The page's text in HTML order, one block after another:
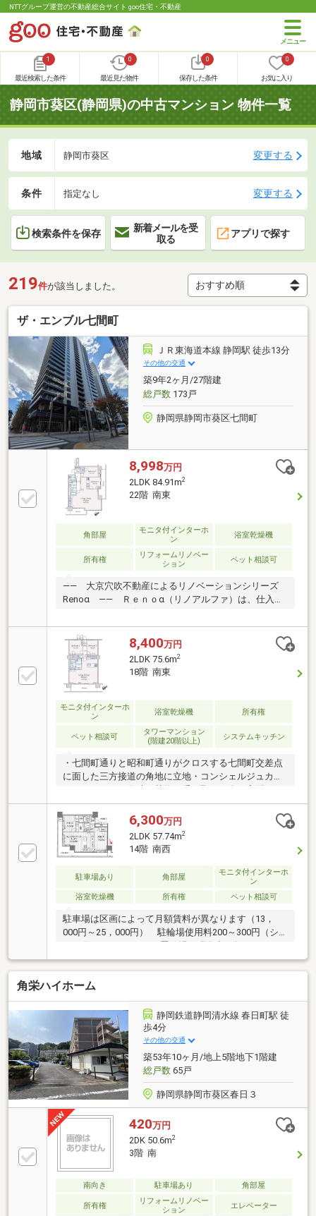
NTTグループ運営の不動産総合サイト goo住宅・不動産
1
最近検索した条件
0
最近見た物件
0
保存した条件
0
お気に入り
静岡市葵区(静岡県)の中古マンション 物件一覧
地域 静岡市葵区 変更する
条件 指定なし 変更する
検索条件を保存
新着メールを受
取る
アプリで探す
219件が該当しました。
ザ・エンブル七間町
ＪＲ東海道本線 静岡駅 徒歩13分
その他の交通
築9年2ヶ月/27階建
総戸数173戸
静岡県静岡市葵区七間町
8,998万円
2LDK 84.91m2
22階 南東
角部屋
モニタ付インターホ
ン
浴室乾燥機
所有権
リフォームリノベー
ション
ペット相談可
―― 大京穴吹不動産によるリノベーションシリーズ
Renoα ―― Ｒｅｎｏα（リノアルファ）は、仕入か
客さまに安心の高い品質をお届けする、大京穴吹不動
産のリノベーションマンションです。―― リノアル
ファ品質 ―― Ｏ仕入品質・・・・・・・・・独自
の基準をクリア Ｏプランニング品質・・・・・プロ
の知識で快適な住環境を追求 Ｏ施工品
質・・・・・・・・・新築施工と同等の厳しい基準を
設定 Ｏアフターサービス品質・・・ご入居後の安心
で快適な暮らしをサポート―― 2026年5月 内装工事完
了 ――
8,400万円
2LDK 75.6m2
18階 南東
モニタ付インターホ
ン
浴室乾燥機 所有権
ペット相談可
タワーマンション
(階建20階以上)
システムキッチン
・七間町通りと昭和町通りがクロスする七間町交差点
に面した三方接道の角地に立地・コンシェルジュカウ
クスあり・エレベーターは計３基・共用部に防災倉庫
あり・エントランスにAED（自動体外式除細動器）あ
り・ペット飼育可能（規約による制限あり）・各階に
ダストステーションあり・約46時間使用可能非常用発
電機・敷地内に災害時利用できる井戸あり・地震に強
い免震構造・二重床、二重天井・省エネ給湯器「エコ
キュート」・複層ガラス・IHクッキングヒーター・食
器洗浄乾燥機
6,300万円
2LDK 57.74m2
14階 南西
駐車場あり 角部屋
モニタ付インターホ
ン
浴室乾燥機
所有権 ペット相談可
駐車場は区画によって月額賃料が異なります（13，
000円～25，000円） 駐輪場使用料200～300円（シ
角栄ハイホーム
静岡鉄道静岡清水線 春日町駅 徒
歩4分
その他の交通
築53年10ヶ月/地上5階地下1階建
総戸数65戸
静岡県静岡市葵区春日３
420万円
2DK 50.6m2
3階 南
南向き 駐車場あり 角部屋
所有権
リフォームリノベー
ション
エレベーター